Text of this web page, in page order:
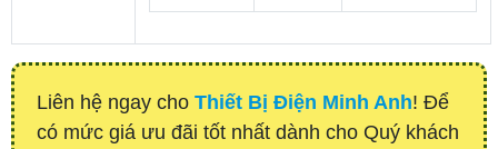
Liên hệ ngay cho Thiết Bị Điện Minh Anh! Để
có mức giá ưu đãi tốt nhất dành cho Quý khách